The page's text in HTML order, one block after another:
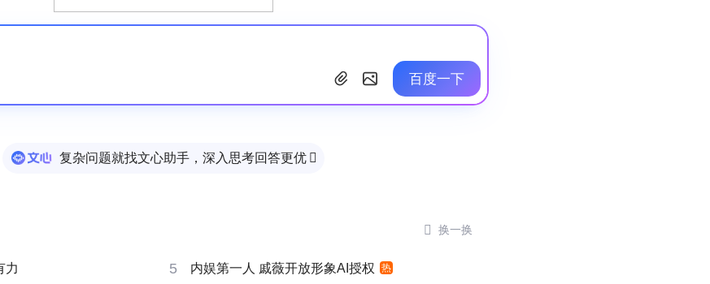
百度一下
复杂问题就找文心助手，深入思考回答更优 
 换一换
力 5 内娱第一人 戚薇开放形象AI授权 热